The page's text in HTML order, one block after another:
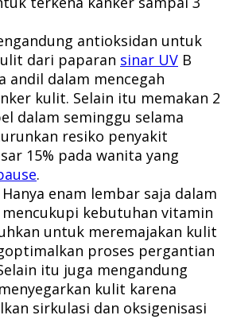
antioksidan untuk
dari paparan sinar UV B
andil dalam mencegah
kulit. Selain itu memakan 2
dalam seminggu selama
resiko penyakit
15% pada wanita yang
.
Hanya enam lembar saja dalam
mencukupi kebutuhan vitamin
untuk meremajakan kulit
proses pergantian
itu juga mengandung
kulit karena
sirkulasi dan oksigenisasi